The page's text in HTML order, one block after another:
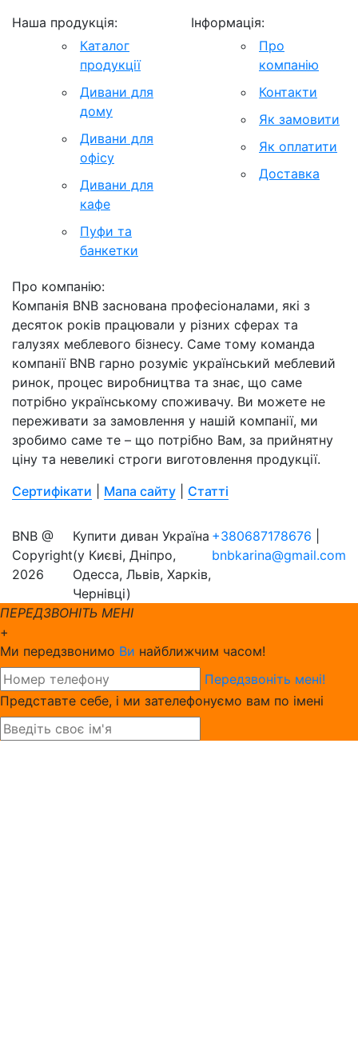
Наша продукція:
Каталог
продукції
Дивани для
дому
Дивани для
офісу
Дивани для
кафе
Пуфи та
банкетки
Інформація:
Про
компанію
Контакти
Як замовити
Як оплатити
Доставка
Про компанію:
Компанія BNB заснована професіоналами, які з
десяток років працювали у різних сферах та
галузях меблевого бізнесу. Саме тому команда
компанії BNB гарно розуміє український меблевий
ринок, процес виробництва та знає, що саме
потрібно українському споживачу. Ви можете не
переживати за замовлення у нашій компанії, ми
зробимо саме те – що потрібно Вам, за прийнятну
ціну та невеликі строги виготовлення продукції.
Сертифікати
Мапа сайту Статті
BNB @
Copyright
2026
Купити диван Україна
(у Києві, Дніпро,
Одесса, Львів, Харків,
Чернівці)
+380687178676
bnbkarina@gmail.com
ПЕРЕДЗВОНІТЬ МЕНІ
+
Ми передзвонимо Ви найближчим часом!
Передзвоніть мені!
Представте себе, і ми зателефонуємо вам по імені